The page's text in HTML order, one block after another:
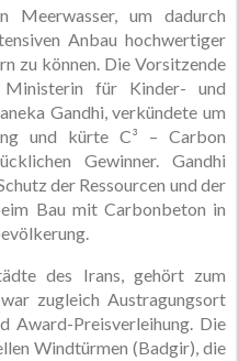
Meerwasser, um dadurch
Anbau hochwertiger
zu können. Die Vorsitzende
für Kinder- und
Gandhi, verkündete um
und kürte C³ – Carbon
Gewinner. Gandhi
der Ressourcen und der
Bau mit Carbonbeton in
des Irans, gehört zum
zugleich Austragungsort
Award-Preisverleihung. Die
Windtürmen (Badgir), die